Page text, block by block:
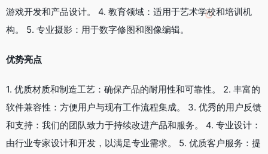
游戏开发和产品设计。 4. 教育领域：适用于艺术学校和培训机
构。 5. 专业摄影：用于数字修图和图像编辑。
优势亮点
1. 优质材质和制造工艺：确保产品的耐用性和可靠性。 2. 丰富的
软件兼容性：方便用户与现有工作流程集成。 3. 优秀的用户反馈
和支持：我们的团队致力于持续改进产品和服务。 4. 专业设计：
由行业专家设计和开发，以满足专业需求。 5. 优质客户服务：提